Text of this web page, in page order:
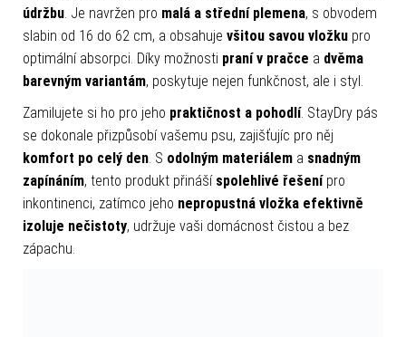
údržbu . Je navržen pro malá a střední plemena, s obvodem
slabin od 16 do 62 cm, a obsahuje všitou savou vložku pro
optimální absorpci. Díky možnosti praní v pračce a dvěma
barevným variantám, poskytuje nejen funkčnost, ale i styl.
Zamilujete si ho pro jeho praktičnost a pohodlí. StayDry pás
se dokonale přizpůsobí vašemu psu, zajišťujíc pro něj
komfort po celý den . S odolným materiálem a snadným
zapínáním, tento produkt přináší spolehlivé řešenípro
inkontinenci, zatímco jeho nepropustná vložka efektivně
izoluje nečistoty, udržuje vaši domácnost čistou a bez
zápachu.